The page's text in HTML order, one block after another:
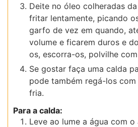
Deite no óleo colheradas
fritar lentamente, picando
garfo de vez em quando,
volume e ficarem duros e
os, escorra-os, polvilhe
Se gostar faça uma calda
pode também regá-los
fria.
Para a calda:
Leve ao lume a água com o